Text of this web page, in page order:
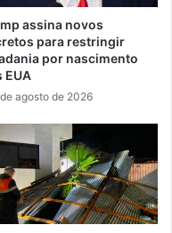
assina novos
para restringir
por nascimento
EUA
agosto de 2026